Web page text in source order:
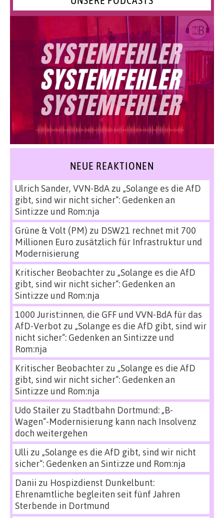
NEUE REAKTIONEN
Ulrich Sander, VVN-BdAzu „Solange es die AfD
gibt, sind wir nicht sicher“: Gedenken an
Sinti:zze und Rom:nja
Grüne & Volt (PM) zu DSW21 rechnet mit 700
Millionen Euro zusätzlich für Infrastruktur und
Modernisierung
Kritischer Beobachterzu „Solange es die AfD
gibt, sind wir nicht sicher“: Gedenken an
Sinti:zze und Rom:nja
1000 Jurist:innen, die GFF und VVN-BdA für das
AfD-Verbot zu „Solange es die AfD gibt, sind wir
nicht sicher“: Gedenken an Sinti:zze und
Rom:nja
Kritischer Beobachterzu „Solange es die AfD
gibt, sind wir nicht sicher“: Gedenken an
Sinti:zze und Rom:nja
Udo Stailerzu Stadtbahn Dortmund: „B-
Wagen“-Modernisierung kann nach Insolvenz
doch weitergehen
Ulli zu „Solange es die AfD gibt, sind wir nicht
sicher“: Gedenken an Sinti:zze und Rom:nja
Danii zu Hospizdienst Dunkelbunt:
Ehrenamtliche begleiten seit fünf Jahren
Sterbende in Dortmund